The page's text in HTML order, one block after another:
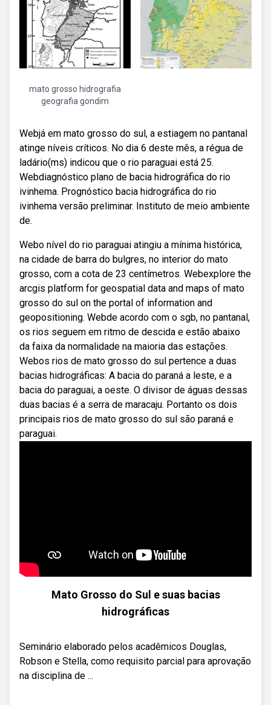
mato grosso hidrografia
geografia gondim
Webjá em mato grosso do sul, a estiagem no pantanal
atinge níveis críticos. No dia 6 deste mês, a régua de
ladário(ms) indicou que o rio paraguai está 25.
Webdiagnóstico plano de bacia hidrográfica do rio
ivinhema. Prognóstico bacia hidrográfica do rio
ivinhema versão preliminar. Instituto de meio ambiente
de.
Webo nível do rio paraguai atingiu a mínima histórica,
na cidade de barra do bulgres, no interior do mato
grosso, com a cota de 23 centímetros. Webexplore the
arcgis platform for geospatial data and maps of mato
grosso do sul on the portal of information and
geopositioning. Webde acordo com o sgb, no pantanal,
os rios seguem em ritmo de descida e estão abaixo
da faixa da normalidade na maioria das estações.
Webos rios de mato grosso do sul pertence a duas
bacias hidrográficas: A bacia do paraná a leste, e a
bacia do paraguai, a oeste. O divisor de águas dessas
duas bacias é a serra de maracaju. Portanto os dois
principais rios de mato grosso do sul são paraná e
paraguai.
Mato Grosso do Sul e suas bacias
hidrográficas
Seminário elaborado pelos acadêmicos Douglas,
Robson e Stella, como requisito parcial para aprovação
na disciplina de ...